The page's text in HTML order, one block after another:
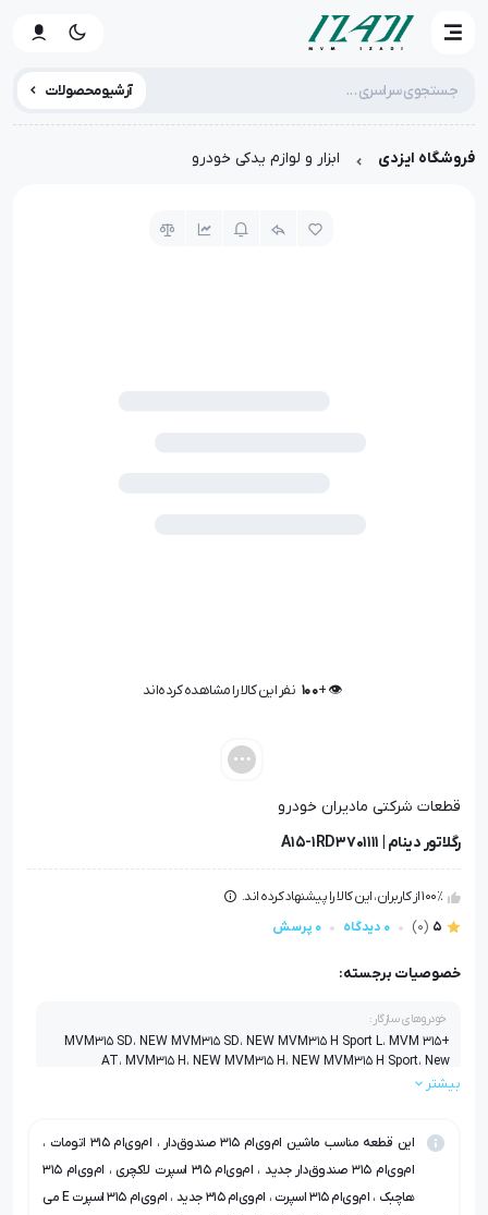
آرشیو محصولات
فروشگاه ایزدی ابزار و لوازم یدکی خودرو
👁️ +
100 نفر این کالا را مشاهده کرده‌اند
قطعات شرکتی مادیران خودرو
رگلاتور دینام | A15-1RD3701111
100٪ از کاربران، این کالا را پیشنهاد کرده اند.
5
(0) 0 دیدگاه 0 پرسش
خصوصیات برجسته:
خودروهای سازگار:
MVM315 SD، NEW MVM315 SD، NEW MVM315 H Sport L، MVM 315+
AT، MVM315 H، NEW MVM315 H، NEW MVM315 H Sport، New
MVM315H Sport E
بیشتر
این قطعه مناسب ماشین ام‌وی‌ام ۳۱۵ صندوق‌دار ، ام‌وی‌ام ۳۱۵ اتومات ،
ام‌وی‌ام ۳۱۵ صندوق‌دار جدید ، ام‌وی‌ام ۳۱۵ اسپرت لاکچری ، ام‌وی‌ام ۳۱۵
هاچبک ، ام‌وی‌ام ۳۱۵ اسپرت ، ام‌وی‌ام ۳۱۵ جدید ، ام‌وی‌ام ۳۱۵ اسپرت E می